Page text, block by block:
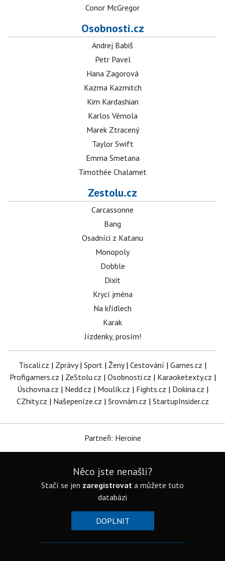
Conor McGregor
Osobnosti.cz
Andrej Babiš
Petr Pavel
Hana Zagorová
Kazma Kazmitch
Kim Kardashian
Karlos Vémola
Marek Ztracený
Taylor Swift
Emma Smetana
Timothée Chalamet
Zestolu.cz
Carcassonne
Bang
Osadníci z Katanu
Monopoly
Dobble
Dixit
Krycí jména
Na křídlech
Karak
Jízdenky, prosím!
Tiscali.cz | Zprávy| Sport | Ženy| Cestování | Games.cz |
Profigamers.cz | ZeStolu.cz | Osobnosti.cz | Karaoketexty.cz |
Úschovna.cz | Nedd.cz | Moulík.cz | Fights.cz | Dokina.cz |
CZhity.cz | Našepeníze.cz | Srovnám.cz | StartupInsider.cz
Partneři: Heroine
Něco jste nenašli?
Stačí se jen zaregistrovat a můžete tuto
databázi
DOPLNIT